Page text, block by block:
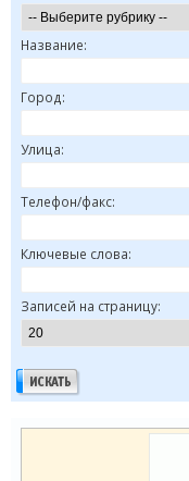
Название:
Город:
Улица:
Телефон/факс:
Ключевые слова:
Записей на страницу: